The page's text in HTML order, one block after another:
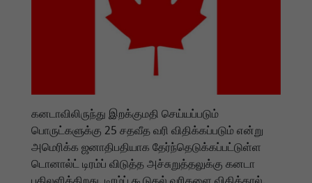
கனடாவிலிருந்து இறக்குமதி செய்யப்படும்
பொருட்களுக்கு 25 சதவீத வரி விதிக்கப்படும் என்று
அமெரிக்க ஜனாதிபதியாக தேர்ந்தெடுக்கப்பட்டுள்ள
டொனால்ட் டிரம்ப் விடுத்த அச்சுறுத்தலுக்கு கனடா